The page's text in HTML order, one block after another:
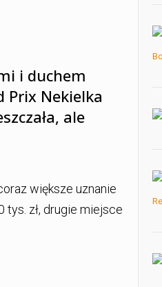
i duchem
Prix Nekielka
ale
większe uznanie
tys. zł, drugie miejsce